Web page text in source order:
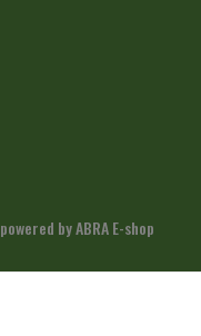
powered by ABRA E-shop